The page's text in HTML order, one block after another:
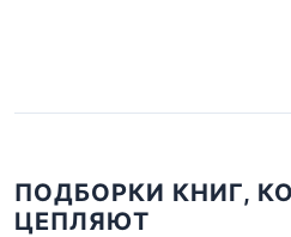
ПОДБОРКИ КНИГ,
ЦЕПЛЯЮТ